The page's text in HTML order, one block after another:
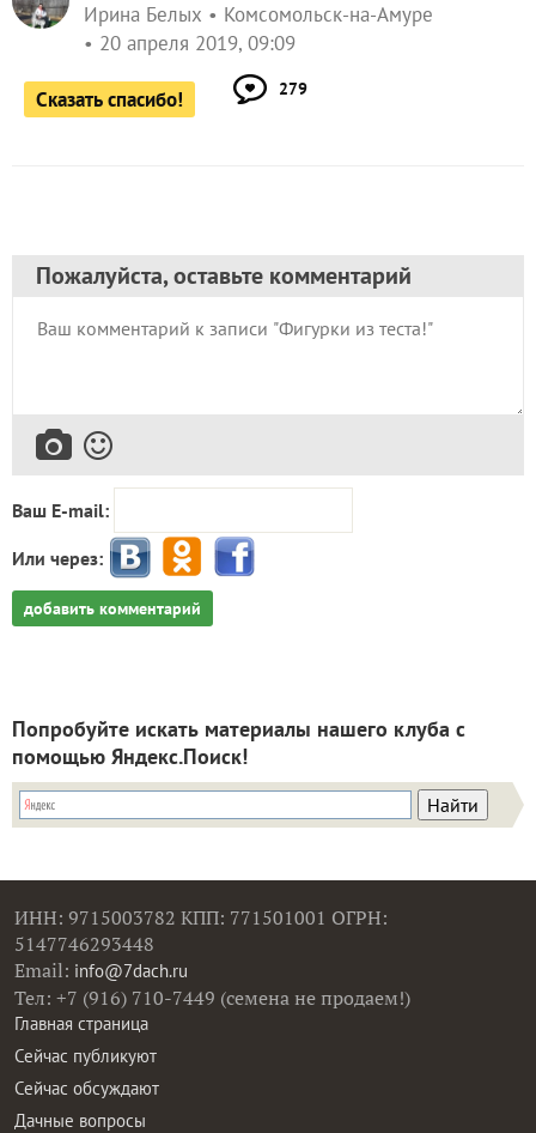
Ирина Белых
Комсомольск-на-Амуре
20 апреля 2019, 09:09
Сказать спасибо! 279
Пожалуйста, оставьте комментарий
Ваш E-mail:
Или через:
добавить комментарий
Попробуйте искать материалы нашего клуба с
помощью Яндекс.Поиск!
ИНН: 9715003782 КПП: 771501001 ОГРН:
5147746293448
Email: info@7dach.ru
Тел: +7 (916) 710-7449 (семена не продаем!)
Главная страница
Сейчас публикуют
Сейчас обсуждают
Дачные вопросы